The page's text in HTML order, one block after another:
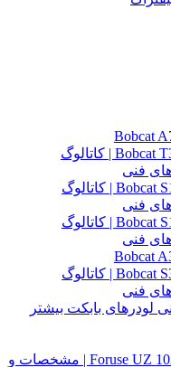
مینی لودر بابکت Bobcat T320 | کاتالوگ
فنی
مینی لودر بابکت Bobcat S185 | کاتالوگ
فنی
مینی لودر بابکت Bobcat S130 | کاتالوگ
فنی
مینی لودر بابکت Bobcat S300 | کاتالوگ
فنی
لودرهای بابکت بیشتر
مینی لودر فوریوز Foruse UZ 1020 | مشخصات و